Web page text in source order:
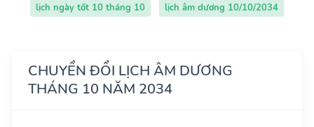
lịch ngày tốt 10 tháng 10
lịch âm dương 10/10/2034
CHUYỂN ĐỔI LỊCH ÂM DƯƠNG
THÁNG 10 NĂM 2034